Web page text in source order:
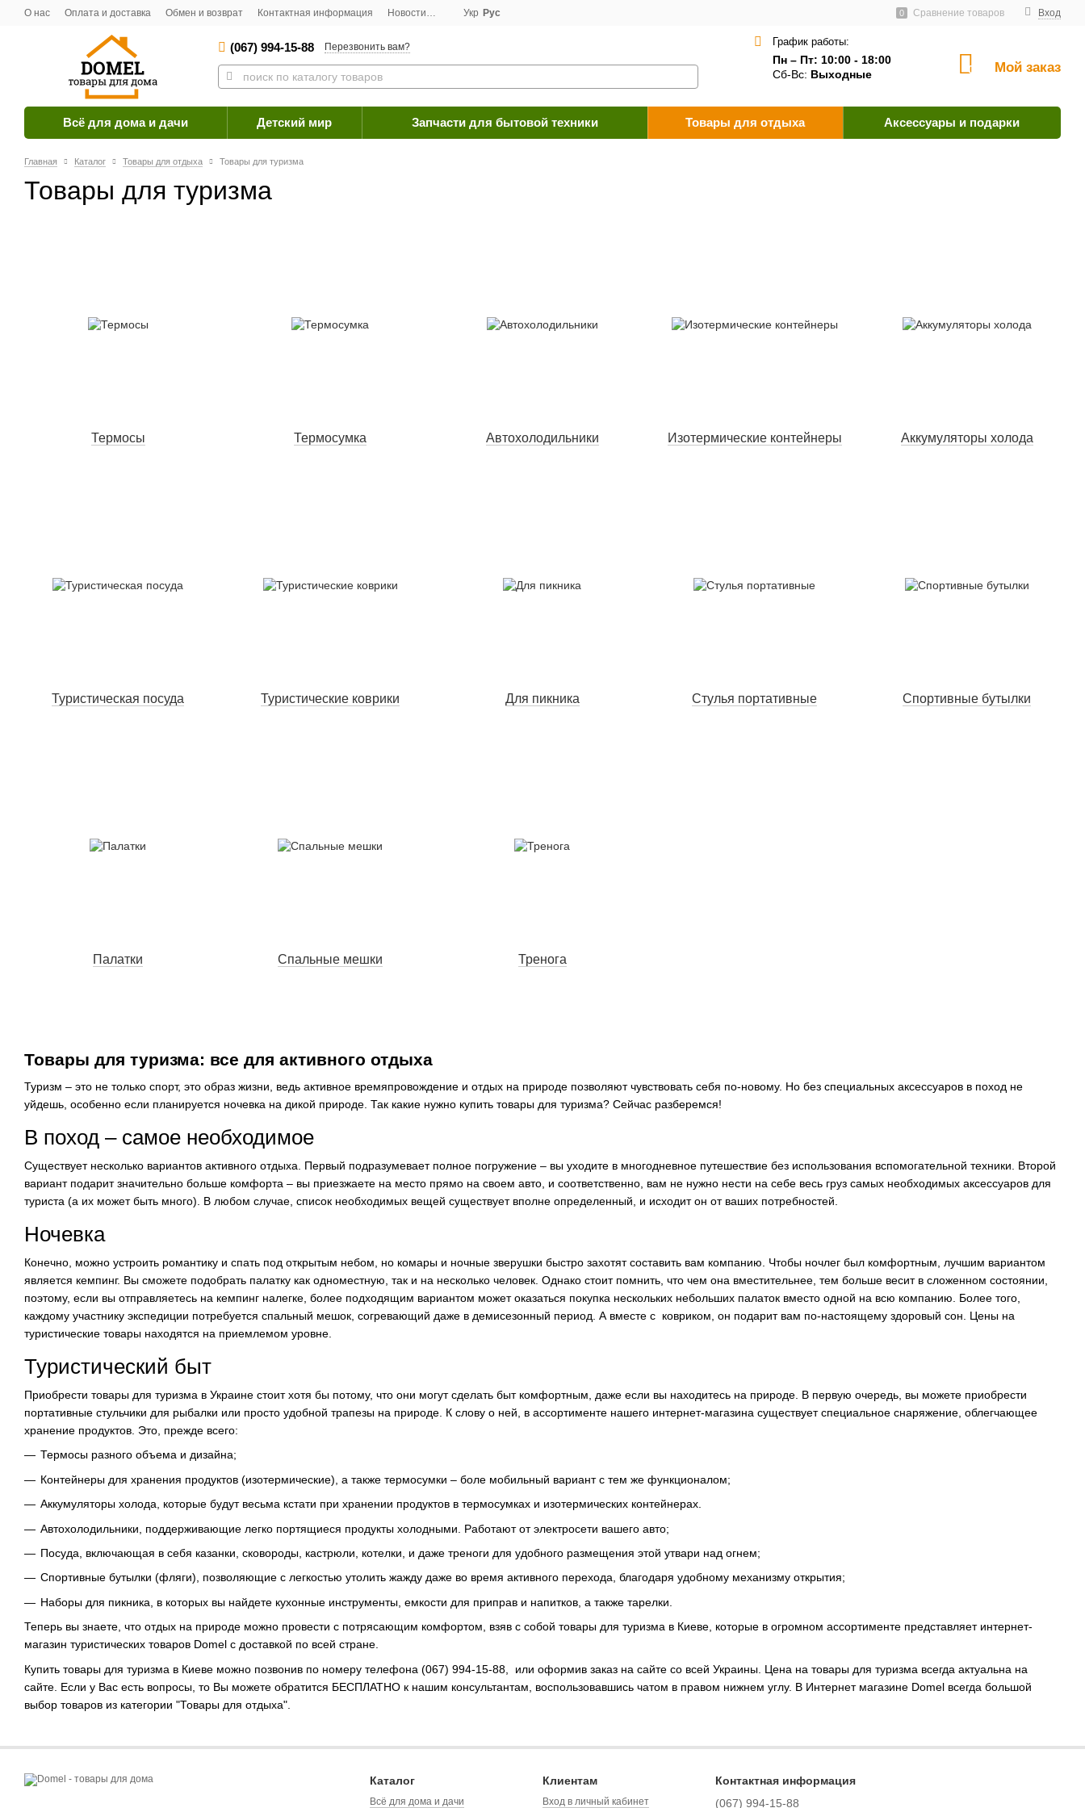
О нас Оплата и доставка Обмен и возврат Контактная информация Новости Договор публичной оферты Пользовательское соглашение Как оплатить? Вход
0 Сравнение товаров
Укр Рус
(067) 994-15-88 Перезвонить вам? График работы:
Пн – Пт: 10:00 - 18:00
Сб-Вс: Выходные 0 Мой заказ
Всё для дома и дачи Детский мир Запчасти для бытовой техники Товары для отдыха Аксессуары и подарки
Главная Каталог Товары для отдыха Товары для туризма
Товары для туризма
Товары для туризма: все для активного отдыха
Туризм – это не только спорт, это образ жизни, ведь активное времяпровождение и отдых на природе позволяют чувствовать себя по-новому. Но без специальных аксессуаров в поход не
уйдешь, особенно если планируется ночевка на дикой природе. Так какие нужно купить товары для туризма? Сейчас разберемся!
В поход – самое необходимое
Существует несколько вариантов активного отдыха. Первый подразумевает полное погружение – вы уходите в многодневное путешествие без использования вспомогательной техники. Второй
вариант подарит значительно больше комфорта – вы приезжаете на место прямо на своем авто, и соответственно, вам не нужно нести на себе весь груз самых необходимых аксессуаров для
туриста (а их может быть много). В любом случае, список необходимых вещей существует вполне определенный, и исходит он от ваших потребностей.
Ночевка
Конечно, можно устроить романтику и спать под открытым небом, но комары и ночные зверушки быстро захотят составить вам компанию. Чтобы ночлег был комфортным, лучшим вариантом
является кемпинг. Вы сможете подобрать палатку как одноместную, так и на несколько человек. Однако стоит помнить, что чем она вместительнее, тем больше весит в сложенном состоянии,
поэтому, если вы отправляетесь на кемпинг налегке, более подходящим вариантом может оказаться покупка нескольких небольших палаток вместо одной на всю компанию. Более того,
каждому участнику экспедиции потребуется спальный мешок, согревающий даже в демисезонный период. А вместе с ковриком, он подарит вам по-настоящему здоровый сон. Цены на
туристические товары находятся на приемлемом уровне.
Туристический быт
Приобрести товары для туризма в Украине стоит хотя бы потому, что они могут сделать быт комфортным, даже если вы находитесь на природе. В первую очередь, вы можете приобрести
портативные стульчики для рыбалки или просто удобной трапезы на природе. К слову о ней, в ассортименте нашего интернет-магазина существует специальное снаряжение, облегчающее
хранение продуктов. Это, прежде всего:
Термосы разного объема и дизайна;
Контейнеры для хранения продуктов (изотермические), а также термосумки – боле мобильный вариант с тем же функционалом;
Аккумуляторы холода, которые будут весьма кстати при хранении продуктов в термосумках и изотермических контейнерах.
Автохолодильники, поддерживающие легко портящиеся продукты холодными. Работают от электросети вашего авто;
Посуда, включающая в себя казанки, сковороды, кастрюли, котелки, и даже треноги для удобного размещения этой утвари над огнем;
Спортивные бутылки (фляги), позволяющие с легкостью утолить жажду даже во время активного перехода, благодаря удобному механизму открытия;
Наборы для пикника, в которых вы найдете кухонные инструменты, емкости для приправ и напитков, а также тарелки.
Теперь вы знаете, что отдых на природе можно провести с потрясающим комфортом, взяв с собой товары для туризма в Киеве, которые в огромном ассортименте представляет интернет-
магазин туристических товаров Domel с доставкой по всей стране.
Купить товары для туризма в Киеве можно позвонив по номеру телефона (067) 994-15-88, или оформив заказ на сайте со всей Украины. Цена на товары для туризма всегда актуальна на
сайте. Если у Вас есть вопросы, то Вы можете обратится БЕСПЛАТНО к нашим консультантам, воспользовавшись чатом в правом нижнем углу. В Интернет магазине Domel всегда большой
выбор товаров из категории "Товары для отдыха".
Термосы Термосумка Автохолодильники Изотермические контейнеры Аккумуляторы холода
Туристическая посуда Туристические коврики Для пикника Стулья портативные Спортивные бутылки
Палатки Спальные мешки Тренога
Каталог
Всё для дома и дачи
Клиентам
Вход в личный кабинет
Контактная информация
(067) 994-15-88